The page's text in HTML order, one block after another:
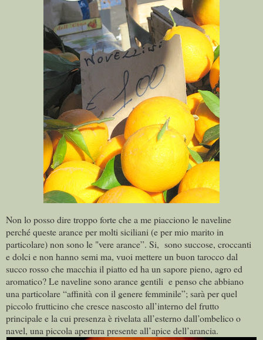
Non lo posso dire troppo forte che a me piacciono le naveline
perché queste arance per molti siciliani (e per mio marito in
particolare) non sono le "vere arance”. Si, sono succose, croccanti
e dolci e non hanno semi ma, vuoi mettere un buon tarocco dal
succo rosso che macchia il piatto ed ha un sapore pieno, agro ed
aromatico? Le naveline sono arance gentili e penso che abbiano
una particolare “affinità con il genere femminile”; sarà per quel
piccolo frutticino che cresce nascosto all’interno del frutto
principale e la cui presenza è rivelata all’esterno dall’ombelico o
navel, una piccola apertura presente all’apice dell’arancia.